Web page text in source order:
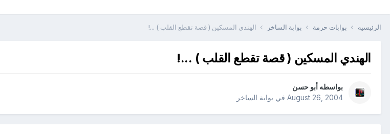
الرئيسيه بوابات حرمة بوابة الساخر الهندي المسكين ( قصة تقطع القلب ) ...!
الهندي المسكين ( قصة تقطع القلب ) ...!
بواسطه أبو حسن
August 26, 2004 في بوابة الساخر